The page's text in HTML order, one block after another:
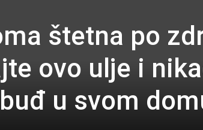
štetna po
ovo ulje i
u svom